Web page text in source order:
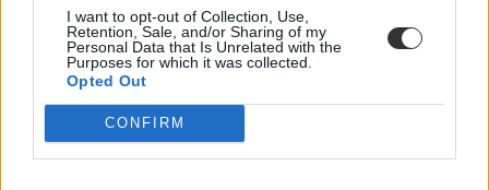
I want to opt-out of Collection, Use,
Retention, Sale, and/or Sharing of my
Personal Data that Is Unrelated with the
Purposes for which it was collected.
Opted Out
CONFIRM
szinten érettségizőknek segítünk.
Érettségi-felvételi
Bezzeg Hanna